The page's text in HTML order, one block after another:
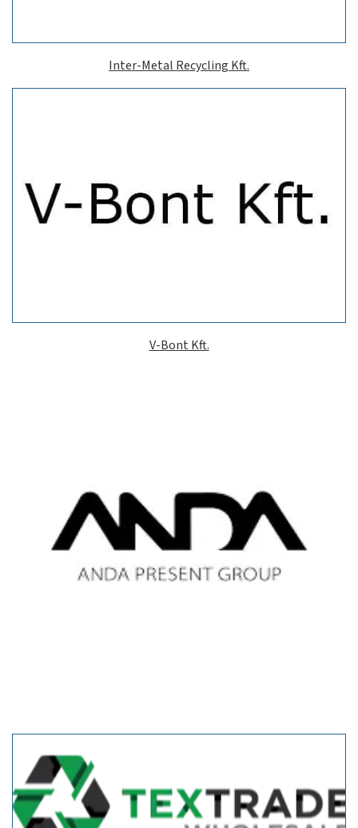
Inter-Metal Recycling Kft.
V-Bont Kft.